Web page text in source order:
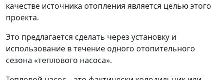
качестве источника отопления является целью этого
проекта.
Это предлагается сделать через установку и
использование в течение одного отопительного
сезона «теплового насоса».